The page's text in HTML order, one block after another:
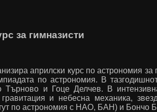
за гимназисти
априлски курс по астрономия за
по астрономия. В
и Гоце Делчев. В
и небесна механика,
по астрономия с НАО, БАН) и Бончо